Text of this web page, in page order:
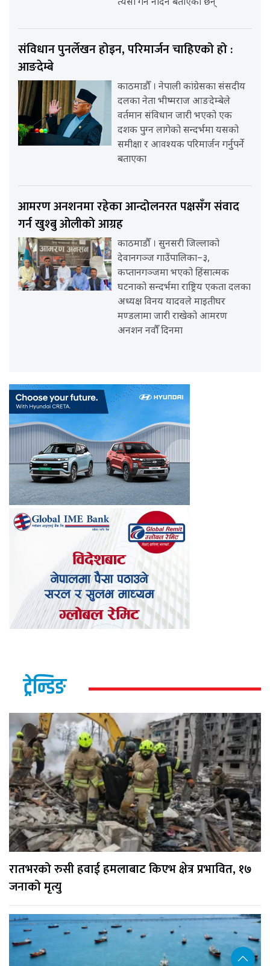
त्यसो गर्न नदिने बताएका छन्
संविधान पुनर्लेखन होइन, परिमार्जन चाहिएको हो :
आङदेम्बे
काठमाडौँ । नेपाली कांग्रेसका संसदीय
दलका नेता भीष्मराज आङदेम्बेले
वर्तमान संविधान जारी भएको एक
दशक पुग्न लागेको सन्दर्भमा यसको
समीक्षा र आवश्यक परिमार्जन गर्नुपर्ने
बताएका
आमरण अनशनमा रहेका आन्दोलनरत पक्षसँग संवाद
गर्न खुश्बु ओलीको आग्रह
काठमाडौँ । सुनसरी जिल्लाको
देवानगञ्ज गाउँपालिका–३,
कप्तानगञ्जमा भएको हिंसात्मक
घटनाको सन्दर्भमा राष्ट्रिय एकता दलका
अध्यक्ष विनय यादवले माइतीघर
मण्डलामा जारी राखेको आमरण
अनशन नवौँ दिनमा
ट्रेन्डिङ
रातभरको रुसी हवाई हमलाबाट किएभ क्षेत्र प्रभावित, १७
जनाको मृत्यु